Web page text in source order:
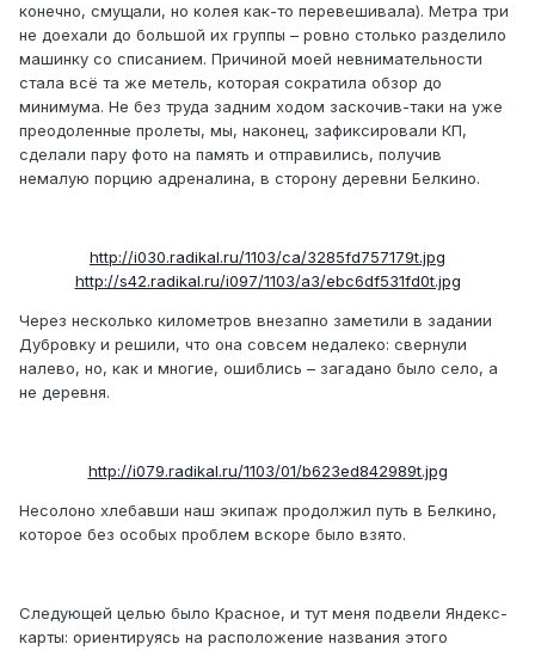
конечно, смущали, но колея как-то перевешивала). Метра три
не доехали до большой их группы – ровно столько разделило
машинку со списанием. Причиной моей невнимательности
стала всё та же метель, которая сократила обзор до
минимума. Не без труда задним ходом заскочив-таки на уже
преодоленные пролеты, мы, наконец, зафиксировали КП,
сделали пару фото на память и отправились, получив
немалую порцию адреналина, в сторону деревни Белкино.
http://i030.radikal.ru/1103/ca/3285fd757179t.jpg
http://s42.radikal.ru/i097/1103/a3/ebc6df531fd0t.jpg
Через несколько километров внезапно заметили в задании
Дубровку и решили, что она совсем недалеко: свернули
налево, но, как и многие, ошиблись – загадано было село, а
не деревня.
http://i079.radikal.ru/1103/01/b623ed842989t.jpg
Несолоно хлебавши наш экипаж продолжил путь в Белкино,
которое без особых проблем вскоре было взято.
Следующей целью было Красное, и тут меня подвели Яндекс-
карты: ориентируясь на расположение названия этого